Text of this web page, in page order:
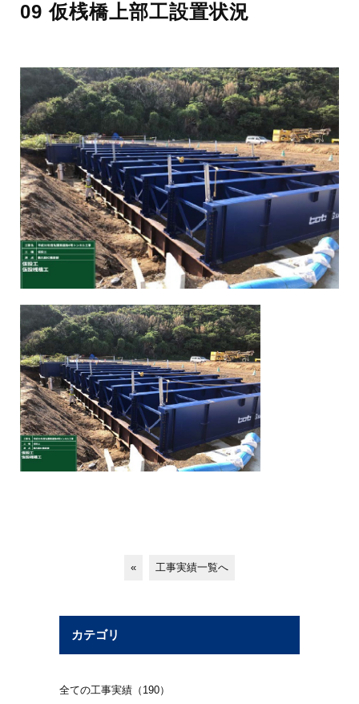
09 仮桟橋上部工設置状況
« 工事実績一覧へ
カテゴリ
全ての工事実績（190）